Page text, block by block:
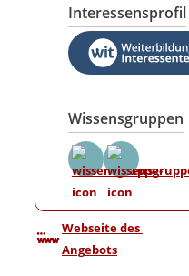
Interessensprofil
Wissensgruppen
Webseite des
Angebots